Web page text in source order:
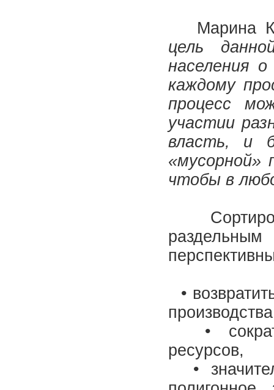
Марина
цель
населения
каждому
процесс
участии
власть, и
чтобы в
•
•
ресурсов,
•